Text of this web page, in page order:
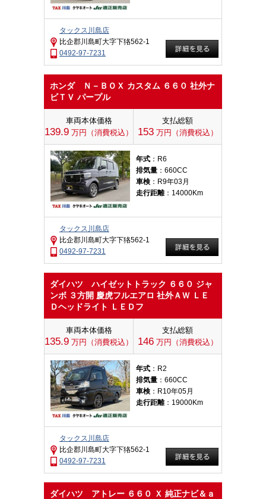
タックス川島店
比企郡川島町大字下狢562-1
0492-97-7231
ホンダ Ｎ－ＢＯＸ カスタム ６６０ 社外ナ
ビＴＶ パープル
車両本体価格
139.9 万円（消費税込）
支払総額
153万円（消費税込）
年式 ：R6
排気量 ：660CC
車検 ：R9年03月
走行距離：14000Km
タックス川島店
比企郡川島町大字下狢562-1
0492-97-7231
ダイハツ ハイゼットトラック ６６０ ジャ
ンボ ３方開 慶虎フルエアロ 社外ＡＷ ＬＥ
Ｄヘッドライト ＬＥＤフ
車両本体価格
135.9 万円（消費税込）
支払総額
146万円（消費税込）
年式 ：R2
排気量 ：660CC
車検 ：R10年05月
走行距離：19000Km
タックス川島店
比企郡川島町大字下狢562-1
0492-97-7231
ダイハツ アトレー ６６０ Ｘ 純正ナビ＆ａ